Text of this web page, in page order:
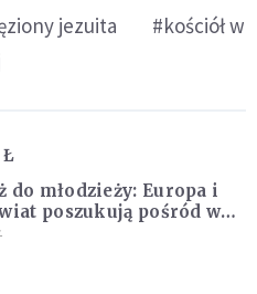
jezuita
#kościół w
do młodzieży: Europa i
poszukują pośród was
świętych